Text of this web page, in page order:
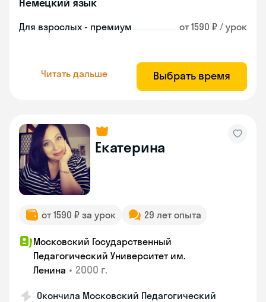
Для взрослых - премиум от 1590 ₽ / урок
Читать дальше Выбрать время
Екатерина
от 1590 ₽ за урок 29 лет опыта
Московский Государственный
Педагогический Университет им.
Ленина • 2000 г.
Окончила Московский Педагогический